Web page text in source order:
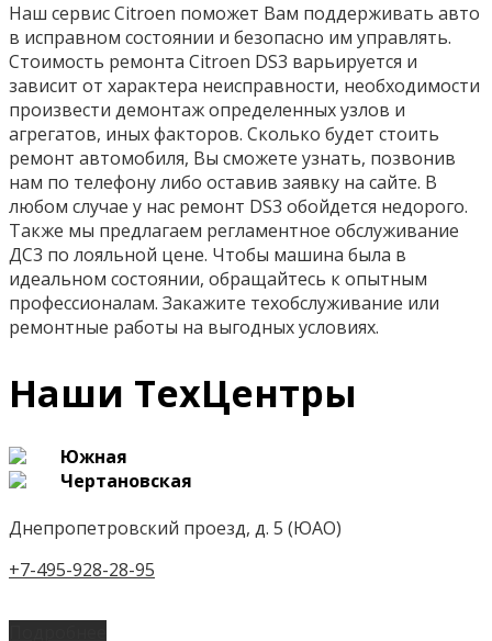
Наш сервис Citroen поможет Вам поддерживать авто
в исправном состоянии и безопасно им управлять.
Стоимость ремонта Citroen DS3 варьируется и
зависит от характера неисправности, необходимости
произвести демонтаж определенных узлов и
агрегатов, иных факторов. Сколько будет стоить
ремонт автомобиля, Вы сможете узнать, позвонив
нам по телефону либо оставив заявку на сайте. В
любом случае у нас ремонт DS3 обойдется недорого.
Также мы предлагаем регламентное обслуживание
ДС3 по лояльной цене. Чтобы машина была в
идеальном состоянии, обращайтесь к опытным
профессионалам. Закажите техобслуживание или
ремонтные работы на выгодных условиях.
Наши ТехЦентры
Южная
Чертановская
Днепропетровский проезд, д. 5 (ЮАО)
+7-495-928-28-95